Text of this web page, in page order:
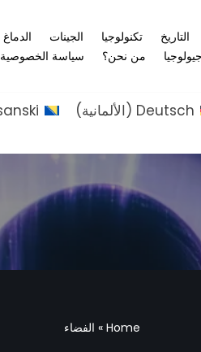
التاريخ تكنولوجيا الجينات الدماغ
جيولوجيا من نحن؟ سياسة الخصوصية
Deutsch
(الألمانية)
Home
» الفضاء